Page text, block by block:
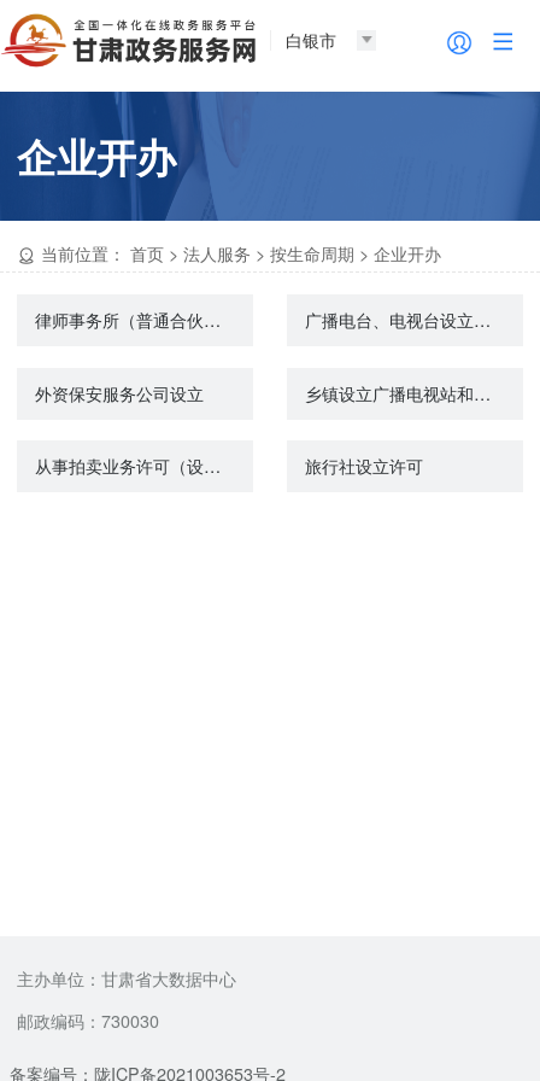
白银市
企业开办
当前位置： 首页 >法人服务 >按生命周期 >企业开办
律师事务所（普通合伙所）设立许可 广播电台、电视台设立、终止审批
外资保安服务公司设立 乡镇设立广播电视站和机关、部队、团体、企业事业单位设立有线广播电视站审批
从事拍卖业务许可（设立） 旅行社设立许可
主办单位：甘肃省大数据中心
邮政编码：730030
备案编号：陇ICP备2021003653号-2